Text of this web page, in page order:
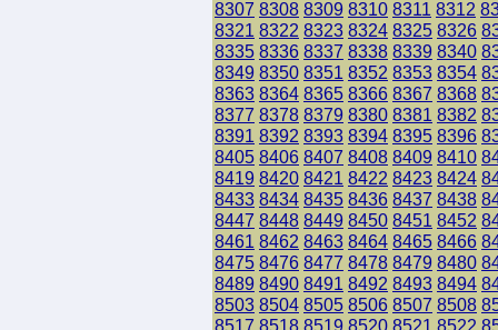
8307 8308 8309 8310 8311 8312
8321 8322 8323 8324 8325 8326
8335 8336 8337 8338 8339 8340
8349 8350 8351 8352 8353 8354
8363 8364 8365 8366 8367 8368
8377 8378 8379 8380 8381 8382
8391 8392 8393 8394 8395 8396
8405 8406 8407 8408 8409 8410
8419 8420 8421 8422 8423 8424
8433 8434 8435 8436 8437 8438
8447 8448 8449 8450 8451 8452
8461 8462 8463 8464 8465 8466
8475 8476 8477 8478 8479 8480
8489 8490 8491 8492 8493 8494
8503 8504 8505 8506 8507 8508
8517 8518 8519 8520 8521 8522